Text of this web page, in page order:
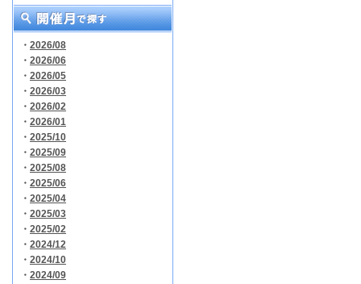
・ 2026/08
・ 2026/06
・ 2026/05
・ 2026/03
・ 2026/02
・ 2026/01
・ 2025/10
・ 2025/09
・ 2025/08
・ 2025/06
・ 2025/04
・ 2025/03
・ 2025/02
・ 2024/12
・ 2024/10
・ 2024/09